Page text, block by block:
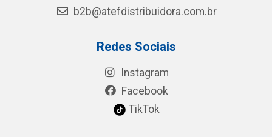
b2b@atefdistribuidora.com.br
Redes Sociais
Instagram
Facebook
TikTok